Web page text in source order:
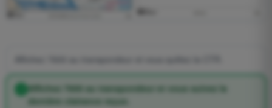
Affichez 7600 au transpondeur et vous suivez la
dernière clairance reçue.